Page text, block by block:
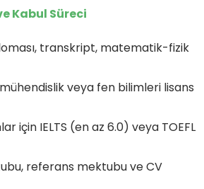
Kabul Süreci
transkript, matematik-fizik
veya fen bilimleri lisans
için IELTS (en az 6.0) veya TOEFL
referans mektubu ve CV